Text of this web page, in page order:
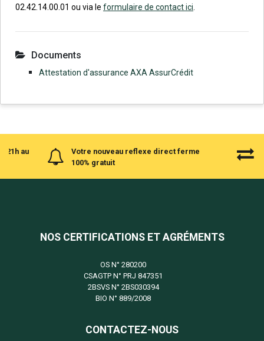
02.42.14.00.01 ou via le formulaire de contact ici
Documents
Attestation d'assurance AXA AssurCrédit
21h au
Votre nouveau reflexe direct ferme
100% gratuit
NOS CERTIFICATIONS ET AGRÉMENTS
OS N° 280200
CSAGTP N° PRJ 847351
2BSVS N° 2BS030394
BIO N° 889/2008
CONTACTEZ-NOUS